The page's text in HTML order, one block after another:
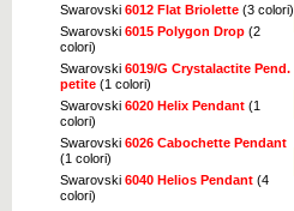
Swarovski 6012 Flat Briolette (3 colori)
Swarovski 6015 Polygon Drop (2
colori)
Swarovski 6019/G Crystalactite Pend.
petite (1 colori)
Swarovski 6020 Helix Pendant (1
colori)
Swarovski 6026 Cabochette Pendant
(1 colori)
Swarovski 6040 Helios Pendant (4
colori)